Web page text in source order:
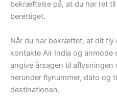
bekræftelse på, at du har ret
berettiget.
Når du har bekræftet, at dit fly
kontakte Air India og anmode
angive årsagen til
herunder flynummer, dato og
destinationen.